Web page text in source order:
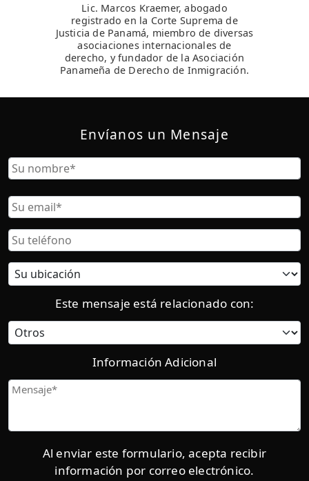
Lic. Marcos Kraemer, abogado
registrado en la Corte Suprema de
Justicia de Panamá, miembro de diversas
asociaciones internacionales de
derecho, y fundador de la Asociación
Panameña de Derecho de Inmigración.
Envíanos un Mensaje
Nombre
Correo
Electrónico
Teléfono
Ubicación
actual:
Este mensaje está relacionado con:
Categoría
Información Adicional
Mensaje
Al enviar este formulario, acepta recibir
información por correo electrónico.